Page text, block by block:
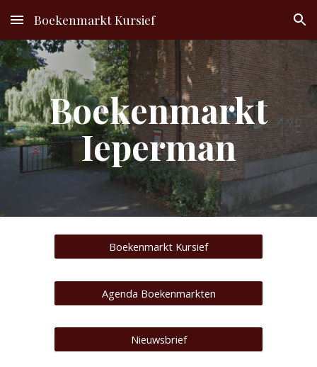
Skip to main content Skip to navigation
Boekenmarkt Kursief
Boekenmarkt
Ieperman
Boekenmarkt Kursief
Agenda Boekenmarkten
Nieuwsbrief